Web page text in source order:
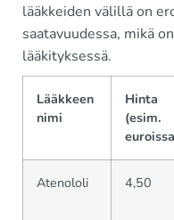
lääkkeiden välillä on
saatavuudessa, mikä
lääkityksessä.
Lääkkeen
nimi
Hinta
(esim.
Atenololi 4,50